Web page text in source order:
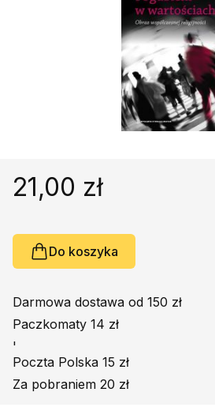
Książki obcojęzyczne
Poradniki, leksykony...
Podręczniki szkolne
Promocja
21,00 zł
Do koszyka
Darmowa dostawa od 150 zł
Paczkomaty 14 zł
'
Poczta Polska 15 zł
Za pobraniem 20 zł